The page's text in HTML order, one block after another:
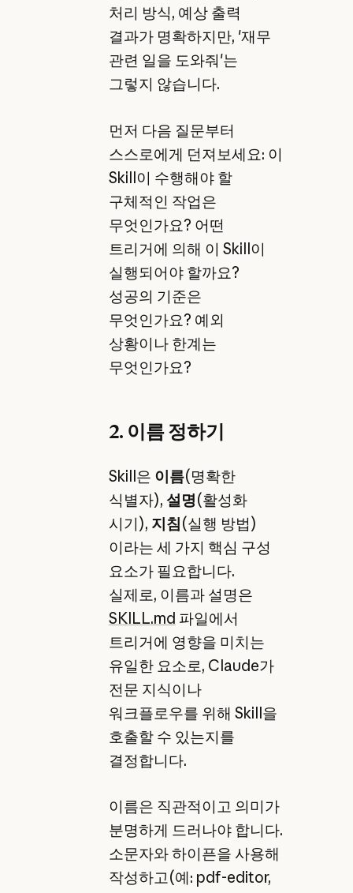
처리 방식, 예상 출력
결과가 명확하지만, '재무
관련 일을 도와줘'는
그렇지 않습니다.
먼저 다음 질문부터
스스로에게 던져보세요: 이
Skill이 수행해야 할
구체적인 작업은
무엇인가요? 어떤
트리거에 의해 이 Skill이
실행되어야 할까요?
성공의 기준은
무엇인가요? 예외
상황이나 한계는
무엇인가요?
2. 이름 정하기
Skill은 이름(명확한
식별자), 설명(활성화
시기), 지침(실행 방법)
이라는 세 가지 핵심 구성
요소가 필요합니다.
실제로, 이름과 설명은
SKILL.md 파일에서
트리거에 영향을 미치는
유일한 요소로, Claude가
전문 지식이나
워크플로우를 위해 Skill을
호출할 수 있는지를
결정합니다.
이름은 직관적이고 의미가
분명하게 드러나야 합니다.
소문자와 하이픈을 사용해
작성하고(예: pdf-editor,